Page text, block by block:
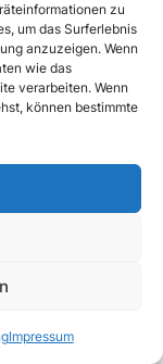
zu
um das Surferlebnis
anzuzeigen. Wenn
wie das
verarbeiten. Wenn
können bestimmte
Impressum
aller
auf meinem Blog